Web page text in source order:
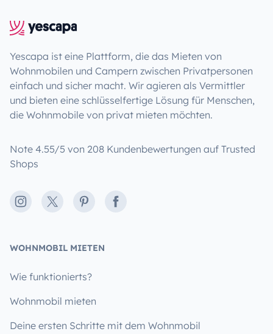
Yescapa ist eine Plattform, die das Mieten von
Wohnmobilen und Campern zwischen Privatpersonen
einfach und sicher macht. Wir agieren als Vermittler
und bieten eine schlüsselfertige Lösung für Menschen,
die Wohnmobile von privat mieten möchten.
Note 4.55/5 von 208 Kundenbewertungen auf Trusted
Shops
Instagram
X PinterestFacebook
WOHNMOBIL MIETEN
Wie funktionierts?
Wohnmobil mieten
Deine ersten Schritte mit dem Wohnmobil